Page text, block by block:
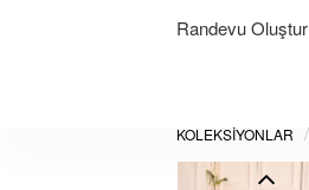
Randevu Oluştur
KOLEKSİYONLAR